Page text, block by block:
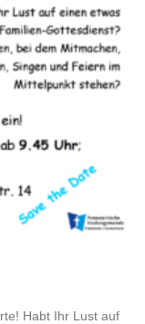
Habt Ihr Lust auf